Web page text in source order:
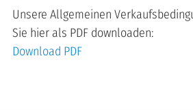
Unsere Allgemeinen
Sie hier als PDF downloaden:
Download PDF